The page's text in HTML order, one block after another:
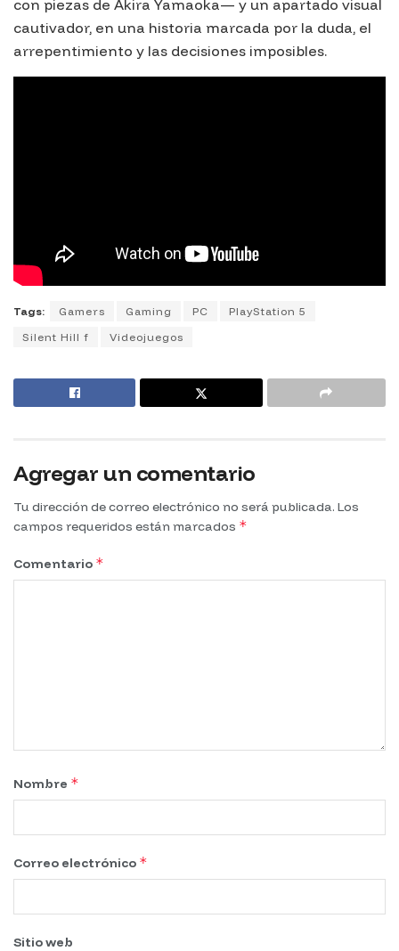
con piezas de Akira Yamaoka— y un apartado visual
cautivador, en una historia marcada por la duda, el
arrepentimiento y las decisiones imposibles.
Tags: Gamers Gaming PC
PlayStation 5
Silent Hill f
Videojuegos
Agregar un comentario
Tu dirección de correo electrónico no será publicada. Los
campos requeridos están marcados *
Comentario *
Nombre *
Correo electrónico *
Sitio web